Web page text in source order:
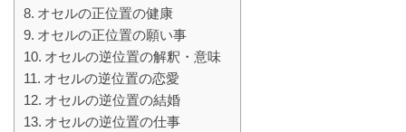
オセルの正位置の健康
オセルの正位置の願い事
オセルの逆位置の解釈・意味
オセルの逆位置の恋愛
オセルの逆位置の結婚
オセルの逆位置の仕事